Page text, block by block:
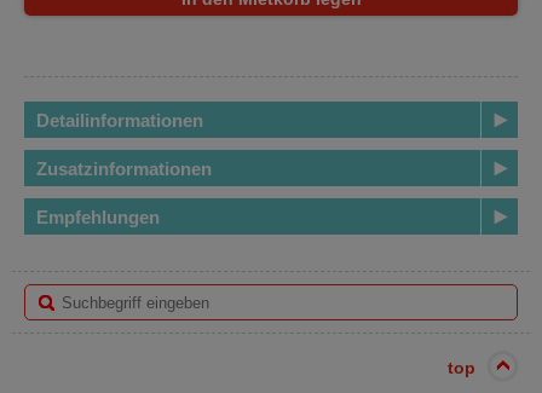
Detailinformationen
Zusatzinformationen
Empfehlungen
top